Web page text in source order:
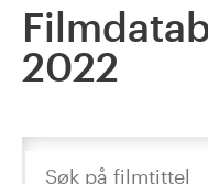
2022
Søk